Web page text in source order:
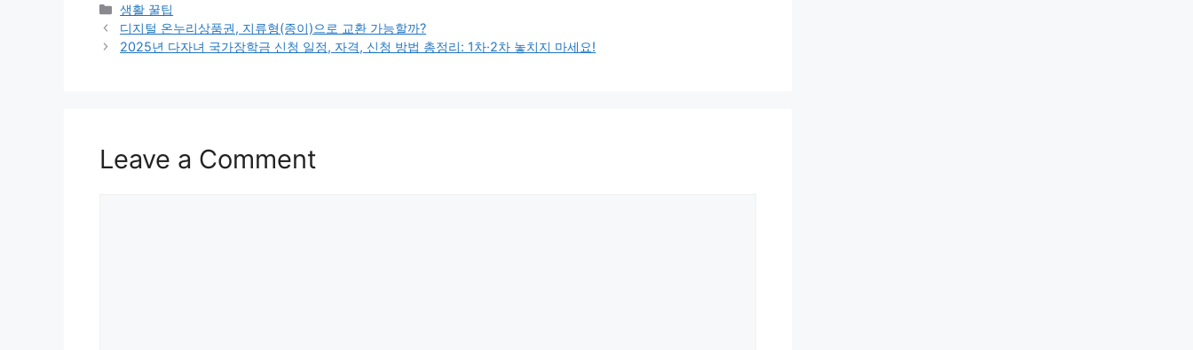
Categories
생활 꿀팁
디지털 온누리상품권, 지류형(종이)으로 교환 가능할까?
2025년 다자녀 국가장학금 신청 일정, 자격, 신청 방법 총정리: 1차·2차 놓치지 마세요!
Leave a Comment